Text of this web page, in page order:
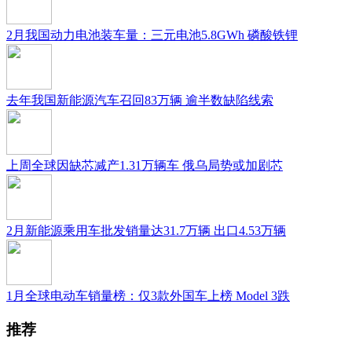
2月我国动力电池装车量：三元电池5.8GWh 磷酸铁锂
去年我国新能源汽车召回83万辆 逾半数缺陷线索
上周全球因缺芯减产1.31万辆车 俄乌局势或加剧芯
2月新能源乘用车批发销量达31.7万辆 出口4.53万辆
1月全球电动车销量榜：仅3款外国车上榜 Model 3跌
推荐